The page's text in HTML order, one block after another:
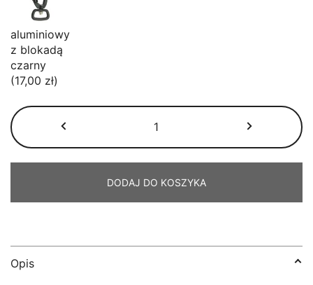
aluminiowy
z blokadą
czarny
(17,00 zł)
Smycz
miejska
wodoodporna
Hexa
-
morela
DODAJ DO KOSZYKA
Opis